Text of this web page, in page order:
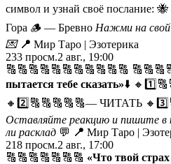
символ и узнай своё
Гора 🪵 — Бревно Нажми на
💌 📍 Мир Таро | Эзотерика
233 просм.2 авг., 19:00
🔠🔠🔠🔠🔠🔠🔠🔠🔠🔠🔠
пытается тебе сказать»⬇️
🔸2️⃣🔠🔠🔠🔠🔠— ЧИТАТЬ
Оставляйте реакцию и пишите в
ли расклад 💬 📍 Мир Таро |
218 просм.2 авг., 17:00
🔠🔠🔠🔠🔠🔠🔠 «Что твой